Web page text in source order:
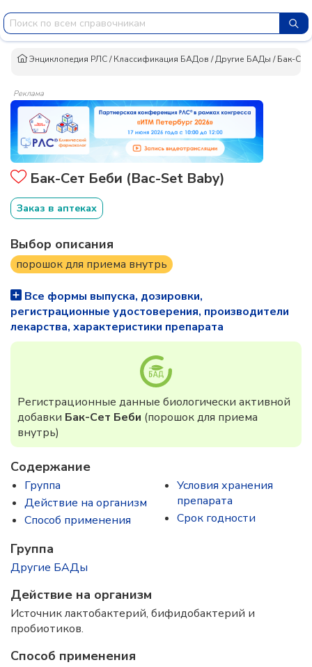
Энциклопедия РЛС/Классификация БАДов /Другие БАДы /Бак-
Реклама
Бак-Сет Беби (Bac-Set Baby)
Заказ в аптеках
Выбор описания
порошок для приема внутрь
Все формы выпуска, дозировки,
регистрационные удостоверения, производители
лекарства, характеристики препарата
Регистрационные данные биологически активной
добавки Бак-Сет Беби (порошок для приема
внутрь)
Содержание
Группа
Действие на организм
Способ применения
Условия хранения
препарата
Срок годности
Группа
Другие БАДы
Действие на организм
Источник лактобактерий, бифидобактерий и
пробиотиков.
Способ применения